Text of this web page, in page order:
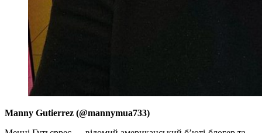
Manny Gutierrez (@mannymua733)